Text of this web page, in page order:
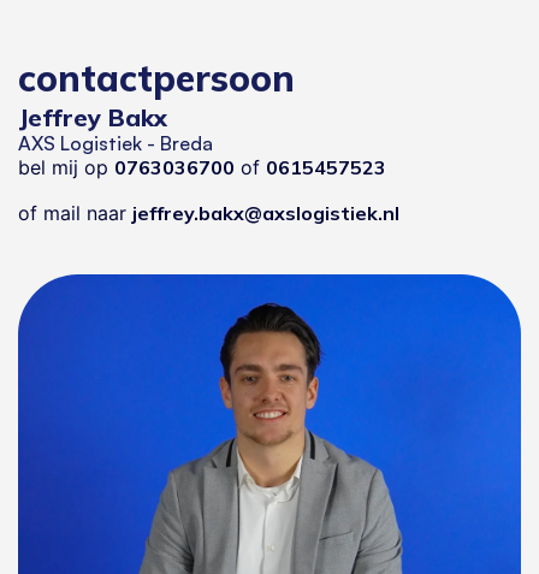
contactpersoon
Jeffrey Bakx
AXS Logistiek - Breda
bel mij op 0763036700 of 0615457523
of mail naar jeffrey.bakx@axslogistiek.nl